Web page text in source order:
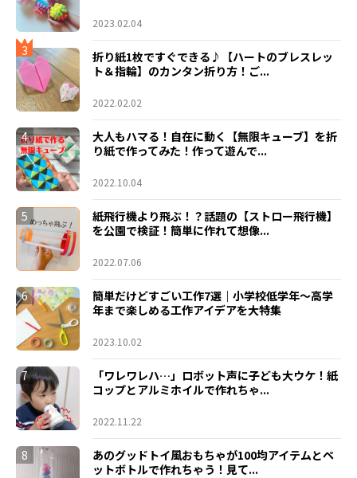
2023.02.04
3
折り紙1枚ですぐできる♪【ハートのブレスレッ
ト＆指輪】のカンタン折り方！ご...
2022.02.02
4
大人もハマる！自在に動く【無限キューブ】を折
り紙で作ってみた！作って遊んで...
2022.10.04
5
紙飛行機より飛ぶ！？話題の【ストロー飛行機】
を公園で検証！簡単に作れて想像...
2022.07.06
6
簡単だけどすごい工作7選｜小学校低学年〜高学
年まで楽しめる工作アイデアを大特集
2023.10.02
7
「ワレワレハ…」ロボット声に子ども大ウケ！紙
コップとアルミホイルで作れちゃ...
2022.11.22
8
あのグッドトイ風おもちゃが100均アイテムとペ
ットボトルで作れちゃう！見て...